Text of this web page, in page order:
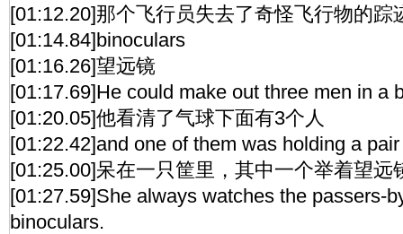
[01:12.20]那个飞行员失去了奇怪飞行物的踪
[01:14.84]binoculars
[01:16.26]望远镜
[01:17.69]He could make out three men in a
[01:20.05]他看清了气球下面有3个人
[01:22.42]and one of them was holding a
[01:25.00]呆在一只筐里，其中一个举着望远
[01:27.59]She always watches the passers-
binoculars.